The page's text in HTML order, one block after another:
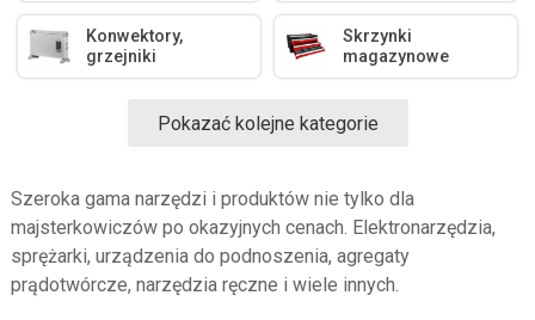
Konwektory,
grzejniki
Skrzynki
magazynowe
Pokazać kolejne kategorie
Szeroka gama narzędzi i produktów nie tylko dla
majsterkowiczów po okazyjnych cenach. Elektronarzędzia,
sprężarki, urządzenia do podnoszenia, agregaty
prądotwórcze, narzędzia ręczne i wiele innych.